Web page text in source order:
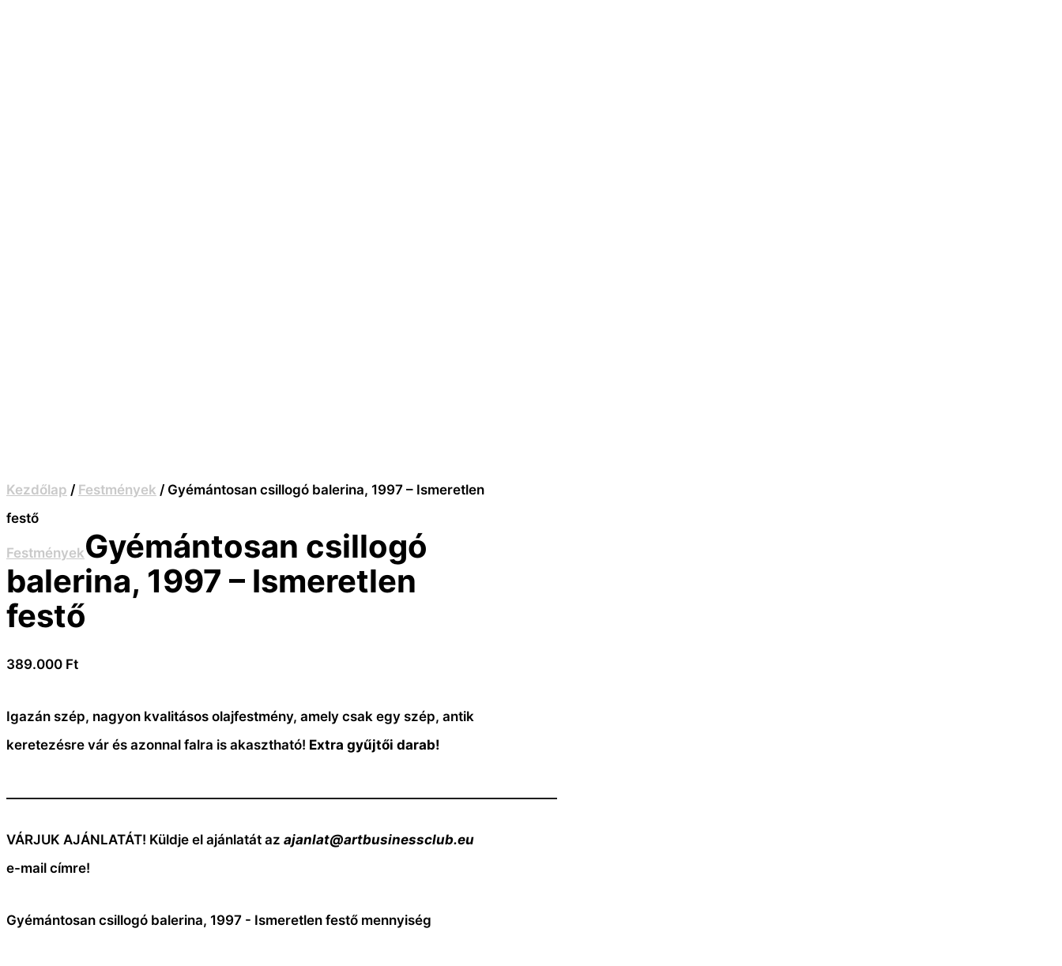
Kezdőlap / Festmények / Gyémántosan csillogó balerina, 1997 – Ismeretlen
festő
FestményekGyémántosan csillogó
balerina, 1997 – Ismeretlen
festő
389.000 Ft
Igazán szép, nagyon kvalitásos olajfestmény, amely csak egy szép, antik
keretezésre vár és azonnal falra is akasztható! Extra gyűjtői darab!
—————————————————————————————————————————
VÁRJUK AJÁNLATÁT! Küldje el ajánlatát az ajanlat@artbusinessclub.eu
e-mail címre!
Gyémántosan csillogó balerina, 1997 - Ismeretlen festő mennyiség